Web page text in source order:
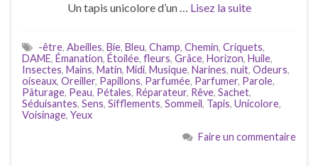
Un tapis unicolore d’un … Lisez la suite
-être, Abeilles, Bie, Bleu, Champ, Chemin, Criquets,
DAME, Émanation, Étoilée, fleurs, Grâce, Horizon, Huile,
Insectes, Mains, Matin, Midi, Musique, Narines, nuit, Odeurs,
oiseaux, Oreiller, Papillons, Parfumée, Parfumer, Parole,
Pâturage, Peau, Pétales, Réparateur, Rêve, Sachet,
Séduisantes, Sens, Sifflements, Sommeil, Tapis, Unicolore,
Voisinage, Yeux
Faire un commentaire